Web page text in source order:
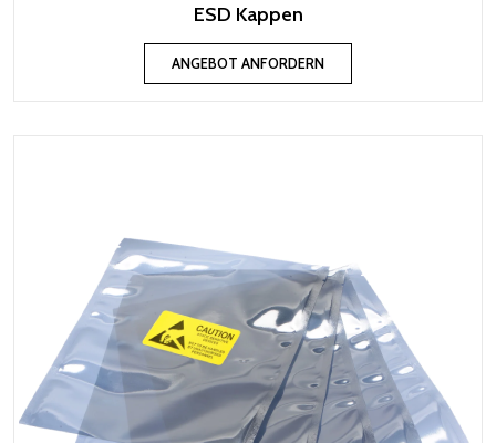
ESD Kappen
ANGEBOT ANFORDERN